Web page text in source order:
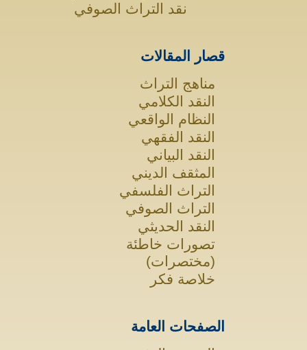
نقد التراث الصوفي
قصار المقالات
مناهج التراث
النقد الكلامي
النظام الواقعي
النقد الفقهي
النقد البياني
المثقف الديني
التراث الفلسفي
التراث الصوفي
النقد الحديثي
تصورات خاطئة
(مختصرات)
خلاصة فكر
الصفحات العامة